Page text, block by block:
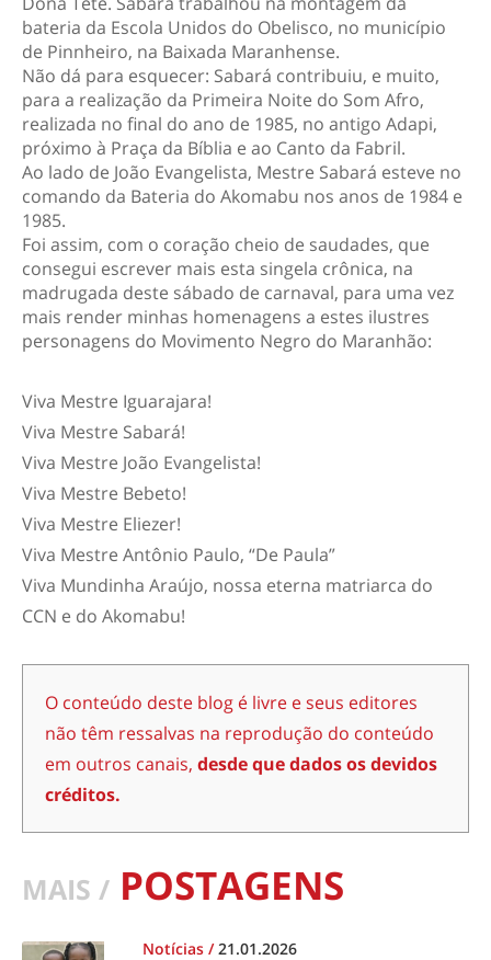
bateria da Escola Unidos do Obelisco, no município
de Pinnheiro, na Baixada Maranhense.
Não dá para esquecer: Sabará contribuiu, e muito,
para a realização da Primeira Noite do Som Afro,
realizada no final do ano de 1985, no antigo Adapi,
próximo à Praça da Bíblia e ao Canto da Fabril.
Ao lado de João Evangelista, Mestre Sabará esteve no
comando da Bateria do Akomabu nos anos de 1984 e
1985.
Foi assim, com o coração cheio de saudades, que
consegui escrever mais esta singela crônica, na
madrugada deste sábado de carnaval, para uma vez
mais render minhas homenagens a estes ilustres
personagens do Movimento Negro do Maranhão:
Viva Mestre Iguarajara!
Viva Mestre Sabará!
Viva Mestre João Evangelista!
Viva Mestre Bebeto!
Viva Mestre Eliezer!
Viva Mestre Antônio Paulo, “De Paula”
Viva Mundinha Araújo, nossa eterna matriarca do
CCN e do Akomabu!
O conteúdo deste blog é livre e seus editores
não têm ressalvas na reprodução do conteúdo
em outros canais, desde que dados os devidos
créditos.
MAIS / POSTAGENS
Notícias /21.01.2026